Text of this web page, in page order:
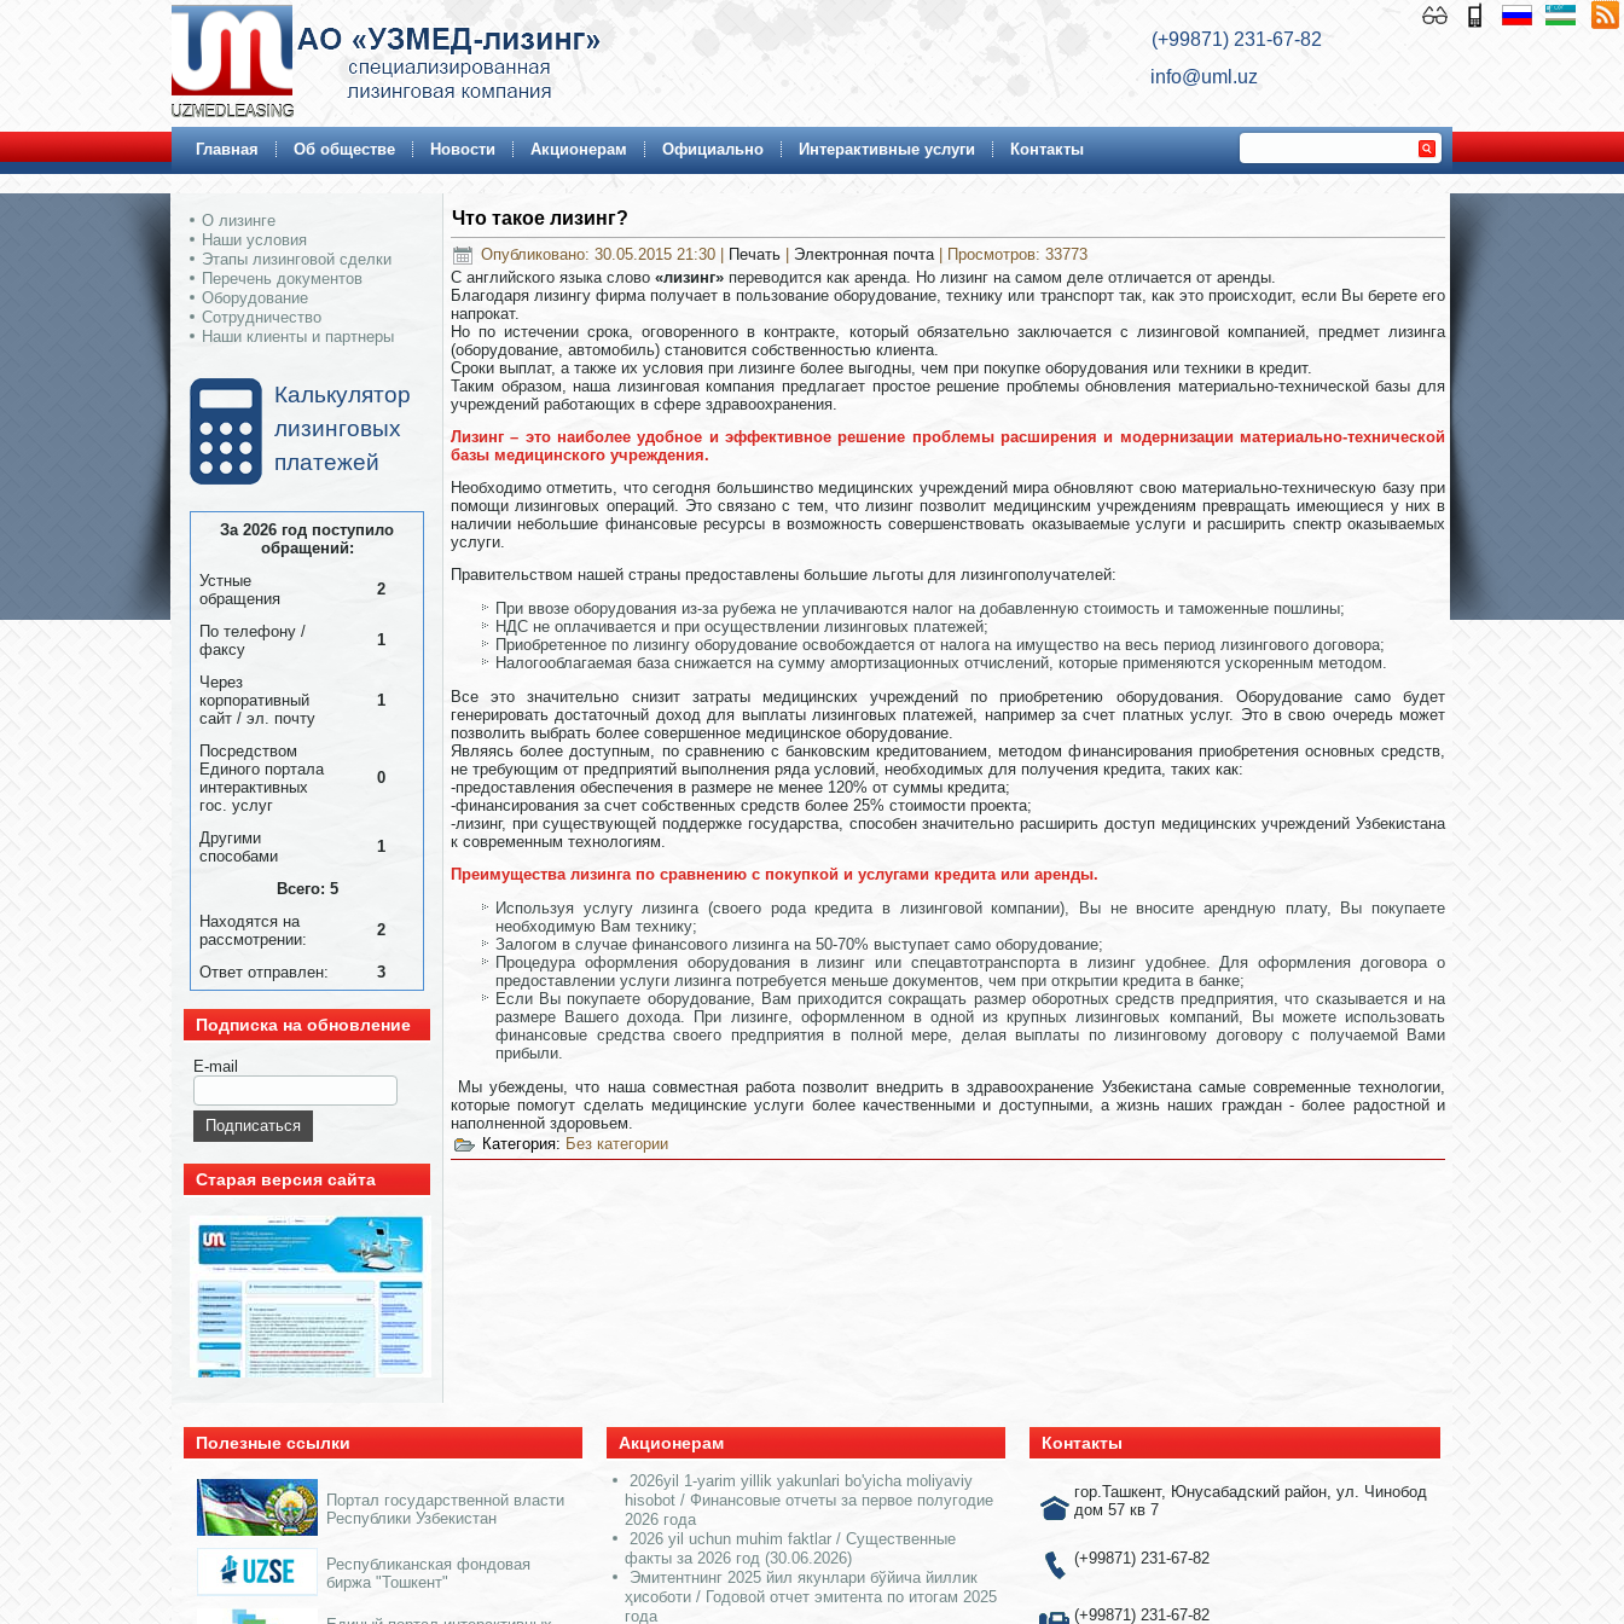
(+99871) 231-67-82
info@uml.uz
Главная Об обществе Новости Акционерам Официально Интерактивные услуги Контакты
О лизинге
Наши условия
Этапы лизинговой сделки
Перечень документов
Оборудование
Сотрудничество
Наши клиенты и партнеры
Калькулятор
лизинговых
платежей
За 2026 год поступило
обращений:
Устные
обращения
2
По телефону /
факсу
1
Через
корпоративный
сайт / эл. почту
1
Посредством
Единого портала
интерактивных
гос. услуг
0
Другими
способами
1
Всего: 5
Находятся на
рассмотрении:
2
Ответ отправлен: 3
Подписка на обновление
E-mail
Старая версия сайта
Что такое лизинг?
Опубликовано: 30.05.2015 21:30 Печать Электронная почта
| Просмотров: 33773
С английского языка слово «лизинг» переводится как аренда. Но лизинг на самом деле отличается от аренды.
Благодаря лизингу фирма получает в пользование оборудование, технику или транспорт так, как это происходит, если Вы берете его
напрокат.
Но по истечении срока, оговоренного в контракте, который обязательно заключается с лизинговой компанией, предмет лизинга
(оборудование, автомобиль) становится собственностью клиента.
Сроки выплат, а также их условия при лизинге более выгодны, чем при покупке оборудования или техники в кредит.
Таким образом, наша лизинговая компания предлагает простое решение проблемы обновления материально-технической базы для
учреждений работающих в сфере здравоохранения.
Лизинг – это наиболее удобное и эффективное решение проблемы расширения и модернизации материально-технической
базы медицинского учреждения.
Необходимо отметить, что сегодня большинство медицинских учреждений мира обновляют свою материально-техническую базу при
помощи лизинговых операций. Это связано с тем, что лизинг позволит медицинским учреждениям превращать имеющиеся у них в
наличии небольшие финансовые ресурсы в возможность совершенствовать оказываемые услуги и расширить спектр оказываемых
услуги.
Правительством нашей страны предоставлены большие льготы для лизингополучателей:
При ввозе оборудования из-за рубежа не уплачиваются налог на добавленную стоимость и таможенные пошлины;
НДС не оплачивается и при осуществлении лизинговых платежей;
Приобретенное по лизингу оборудование освобождается от налога на имущество на весь период лизингового договора;
Налогооблагаемая база снижается на сумму амортизационных отчислений, которые применяются ускоренным методом.
Все это значительно снизит затраты медицинских учреждений по приобретению оборудования. Оборудование само будет
генерировать достаточный доход для выплаты лизинговых платежей, например за счет платных услуг. Это в свою очередь может
позволить выбрать более совершенное медицинское оборудование.
Являясь более доступным, по сравнению с банковским кредитованием, методом финансирования приобретения основных средств,
не требующим от предприятий выполнения ряда условий, необходимых для получения кредита, таких как:
-предоставления обеспечения в размере не менее 120% от суммы кредита;
-финансирования за счет собственных средств более 25% стоимости проекта;
-лизинг, при существующей поддержке государства, способен значительно расширить доступ медицинских учреждений Узбекистана
к современным технологиям.
Преимущества лизинга по сравнению с покупкой и услугами кредита или аренды.
Используя услугу лизинга (своего рода кредита в лизинговой компании), Вы не вносите арендную плату, Вы покупаете
необходимую Вам технику;
Залогом в случае финансового лизинга на 50-70% выступает само оборудование;
Процедура оформления оборудования в лизинг или спецавтотранспорта в лизинг удобнее. Для оформления договора о
предоставлении услуги лизинга потребуется меньше документов, чем при открытии кредита в банке;
Если Вы покупаете оборудование, Вам приходится сокращать размер оборотных средств предприятия, что сказывается и на
размере Вашего дохода. При лизинге, оформленном в одной из крупных лизинговых компаний, Вы можете использовать
финансовые средства своего предприятия в полной мере, делая выплаты по лизинговому договору с получаемой Вами
прибыли.
Мы убеждены, что наша совместная работа позволит внедрить в здравоохранение Узбекистана самые современные технологии,
которые помогут сделать медицинские услуги более качественными и доступными, а жизнь наших граждан - более радостной и
наполненной здоровьем.
Категория: Без категории
Полезные ссылки
Портал государственной власти
Республики Узбекистан
Республиканская фондовая
биржа "Тошкент"
Акционерам
2026yil 1-yarim yillik yakunlari bo'yicha moliyaviy
hisobot / Финансовые отчеты за первое полугодие
2026 года
2026 yil uchun muhim faktlar / Существенные
факты за 2026 год (30.06.2026)
Эмитентнинг 2025 йил якунлари бўйича йиллик
ҳисоботи / Годовой отчет эмитента по итогам 2025
года
Контакты
гор.Ташкент, Юнусабадский район, ул. Чинобод
дом 57 кв 7
(+99871) 231-67-82
(+99871) 231-67-82